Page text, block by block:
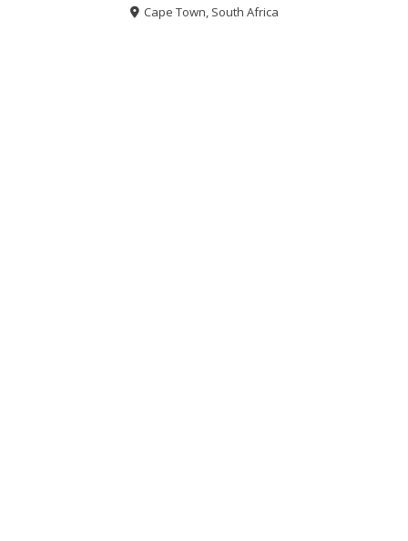
Cape Town, South Africa